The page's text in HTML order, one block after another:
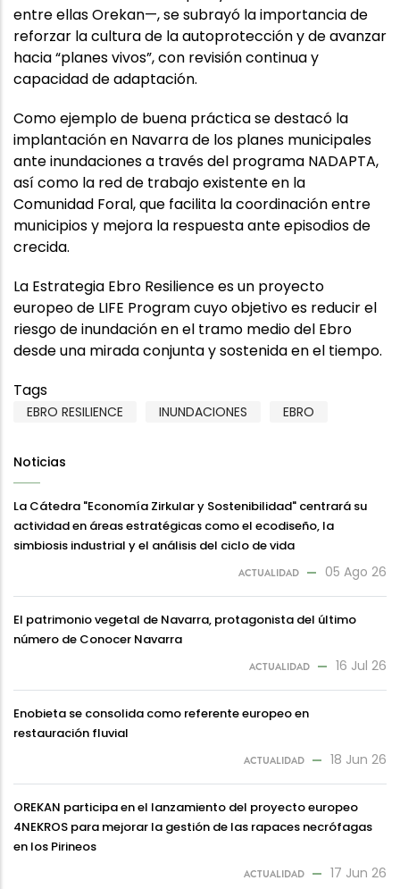
entre ellas Orekan—, se subrayó la importancia de
reforzar la cultura de la autoprotección y de avanzar
hacia “planes vivos”, con revisión continua y
capacidad de adaptación.
Como ejemplo de buena práctica se destacó la
implantación en Navarra de los planes municipales
ante inundaciones a través del programa NADAPTA,
así como la red de trabajo existente en la
Comunidad Foral, que facilita la coordinación entre
municipios y mejora la respuesta ante episodios de
crecida.
La Estrategia Ebro Resilience es un proyecto
europeo de LIFE Program cuyo objetivo es reducir el
riesgo de inundación en el tramo medio del Ebro
desde una mirada conjunta y sostenida en el tiempo.
Tags
EBRO RESILIENCE INUNDACIONES EBRO
Noticias
La Cátedra "Economía Zirkular y Sostenibilidad" centrará su
actividad en áreas estratégicas como el ecodiseño, la
simbiosis industrial y el análisis del ciclo de vida
ACTUALIDAD 05 Ago 26
El patrimonio vegetal de Navarra, protagonista del último
número de Conocer Navarra
ACTUALIDAD 16 Jul 26
Enobieta se consolida como referente europeo en
restauración fluvial
ACTUALIDAD 18 Jun 26
OREKAN participa en el lanzamiento del proyecto europeo
4NEKROS para mejorar la gestión de las rapaces necrófagas
en los Pirineos
ACTUALIDAD 17 Jun 26